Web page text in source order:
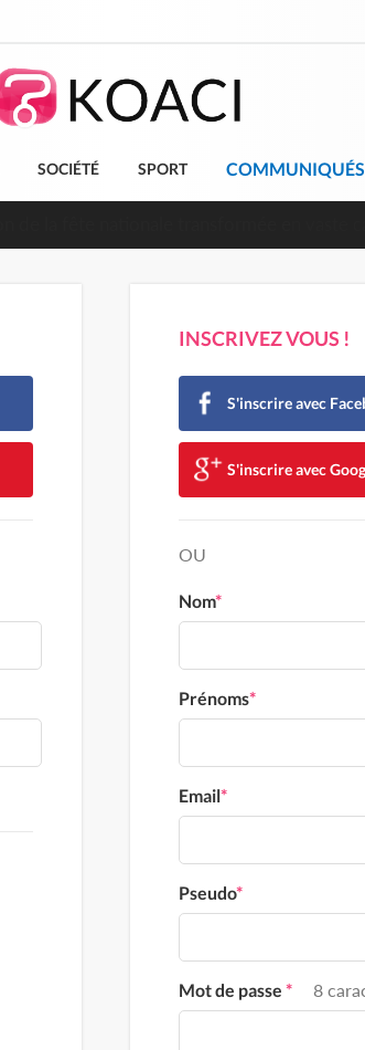
SOCIÉTÉ SPORT COMMUNIQUÉS
INSCRIVEZ VOUS !
S'inscrire avec
S'inscrire avec
OU
Nom*
Prénoms*
Email*
Pseudo*
Mot de passe * 8